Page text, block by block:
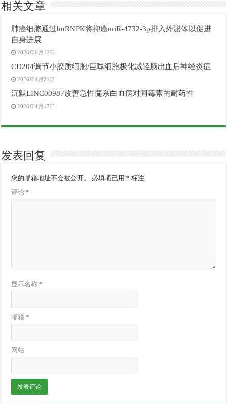
相关文章
肺癌细胞通过hnRNPK将抑癌miR-4732-3p排入外泌体以促进
自身进展
2026年6月12日
CD204调节小胶质细胞/巨噬细胞极化减轻脑出血后神经炎症
2026年4月21日
沉默LINC00987改善急性髓系白血病对阿霉素的耐药性
2026年4月17日
发表回复
您的邮箱地址不会被公开。 必填项已用* 标注
评论*
显示名称*
邮箱*
网站